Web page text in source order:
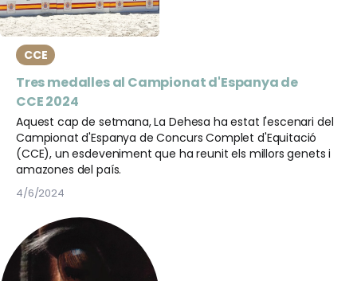
CCE
Tres medalles al Campionat d'Espanya de
CCE 2024
Aquest cap de setmana, La Dehesa ha estat l'escenari del
Campionat d'Espanya de Concurs Complet d'Equitació
(CCE), un esdeveniment que ha reunit els millors genets i
amazones del país.
4/6/2024